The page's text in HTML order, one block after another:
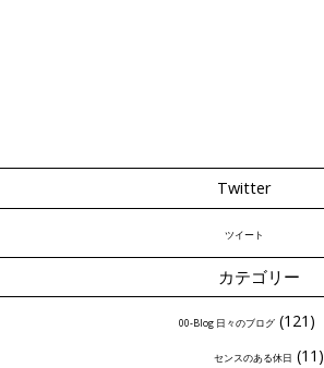
Twitter
ツイート
カテゴリー
00-Blog 日々のブログ(121)
センスのある休日 (11)